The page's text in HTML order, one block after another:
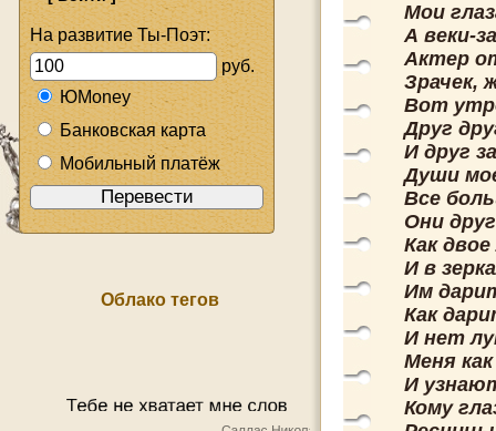
На развитие Ты-Поэт:
руб.
ЮMoney
Банковская карта
Мобильный платёж
Облако тегов
Мои
А веки-
Актер
Зрачек,
Вот
Друг
И друг
Души
Все
Они
Как
И в
Им
Как
И нет
Меня
И
Кому